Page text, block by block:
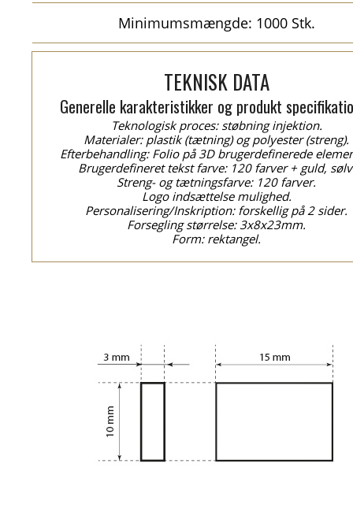
Minimumsmængde: 1000 Stk.
TEKNISK DATA
Generelle karakteristikker og produkt
Teknologisk proces: støbning injektion.
Materialer: plastik (tætning) og polyester (streng).
Efterbehandling: Folio på 3D brugerdefinerede
Brugerdefineret tekst farve: 120 farver + guld,
Streng- og tætningsfarve: 120 farver.
Logo indsættelse mulighed.
Personalisering/Inskription: forskellig på 2 sider.
Forsegling størrelse: 3x8x23mm.
Form: rektangel.